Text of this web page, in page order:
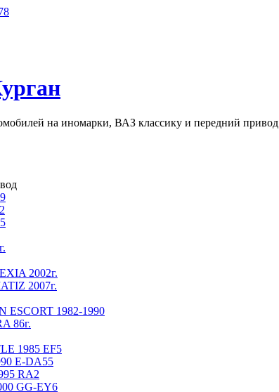
на иномарки, ВАЗ классику и передний привод
2002г.
2007г.
ESCORT 1982-1990
86г.
1985 EF5
E-DA55
RA2
GG-EY6